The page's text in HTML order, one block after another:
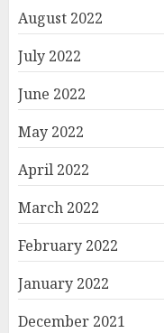
August 2022
July 2022
June 2022
May 2022
April 2022
March 2022
February 2022
January 2022
December 2021